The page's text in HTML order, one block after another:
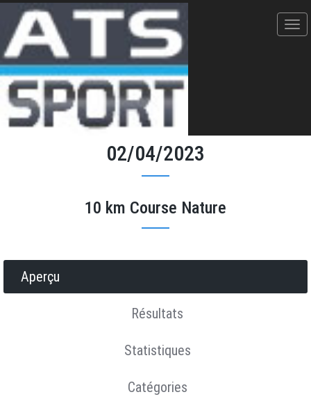
Les Foulées de la Falaise -
02/04/2023
10 km Course Nature
Aperçu
Résultats
Statistiques
Catégories